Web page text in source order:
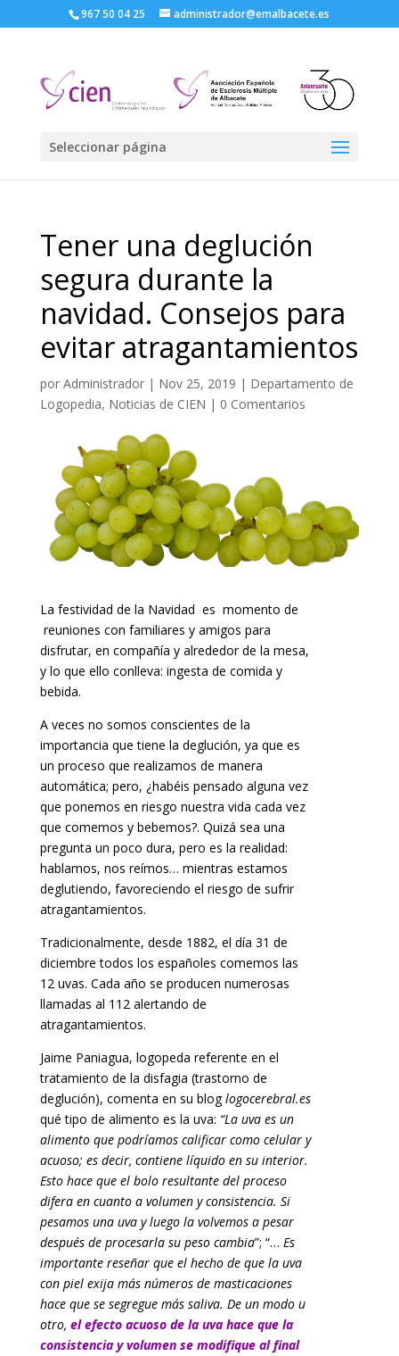
967 50 04 25 administrador@emalbacete.es
Seleccionar página
Tener una deglución
segura durante la
navidad. Consejos para
evitar atragantamientos
por Administrador| Nov 25, 2019 | Departamento de
Logopedia, Noticias de CIEN | 0 Comentarios
La festividad de la Navidad es momento de
reuniones con familiares y amigos para
disfrutar, en compañía y alrededor de la mesa,
y lo que ello conlleva: ingesta de comida y
bebida.
A veces no somos conscientes de la
importancia que tiene la deglución, ya que es
un proceso que realizamos de manera
automática; pero, ¿habéis pensado alguna vez
que ponemos en riesgo nuestra vida cada vez
que comemos y bebemos?. Quizá sea una
pregunta un poco dura, pero es la realidad:
hablamos, nos reímos… mientras estamos
deglutiendo, favoreciendo el riesgo de sufrir
atragantamientos.
Tradicionalmente, desde 1882, el día 31 de
diciembre todos los españoles comemos las
12 uvas. Cada año se producen numerosas
llamadas al 112 alertando de
atragantamientos.
Jaime Paniagua, logopeda referente en el
tratamiento de la disfagia (trastorno de
deglución), comenta en su bloglogocerebral.es
qué tipo de alimento es la uva: “La uva es un
alimento que podríamos calificar como celular y
acuoso; es decir, contiene líquido en su interior.
Esto hace que el bolo resultante del proceso
difera en cuanto a volumen y consistencia. Si
pesamos una uva y luego la volvemos a pesar
después de procesarla su peso cambia”; “… Es
importante reseñar que el hecho de que la uva
con piel exija más números de masticaciones
hace que se segregue más saliva. De un modo u
otro, el efecto acuoso de la uva hace que la
consistencia y volumen se modifique al final